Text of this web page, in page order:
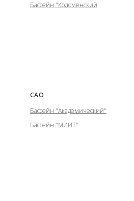
Бассейн "Коломенский
САО
Бассейн "Академический"
Бассейн "МИИТ"